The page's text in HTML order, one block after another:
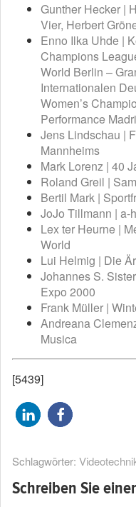
Gunther Hecker |
Vier, Herbert
Enno Ilka Uhde |
Champions
World Berlin –
Internationalen
Women’s
Performance
Jens Lindschau |
Mannheims
Mark Lorenz | 40
Roland Greil |
Bertil Mark |
JoJo Tillmann | a-
Lex ter Heurne |
World
Lui Helmig | Die
Johannes S.
Expo 2000
Frank Müller |
Andreana
Musica
[5439]
Schlagwörter:
Schreiben Sie